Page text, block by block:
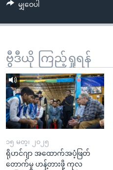
ရန်
မျှဝေပါ
ဗွီဒီယို ကြည့်ရှုရန်
၁၅ မတ္၊ ၂၀၂၅
ရိုဟင်ဂျာ အထောက်အပံ့ဖြတ်
တောက်မှု ဟန့်တားဖို့ ကုလ